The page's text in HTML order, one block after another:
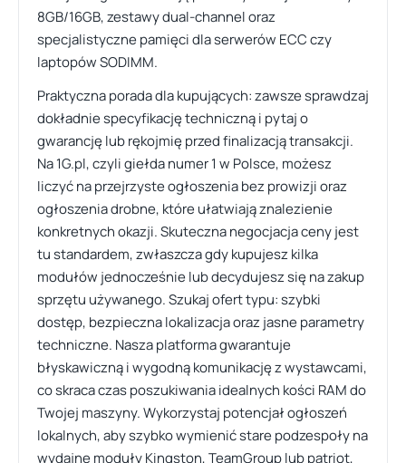
8GB/16GB, zestawy dual-channel oraz
specjalistyczne pamięci dla serwerów ECC czy
laptopów SODIMM.
Praktyczna porada dla kupujących: zawsze sprawdzaj
dokładnie specyfikację techniczną i pytaj o
gwarancję lub rękojmię przed finalizacją transakcji.
Na 1G.pl, czyli giełda numer 1 w Polsce, możesz
liczyć na przejrzyste ogłoszenia bez prowizji oraz
ogłoszenia drobne, które ułatwiają znalezienie
konkretnych okazji. Skuteczna negocjacja ceny jest
tu standardem, zwłaszcza gdy kupujesz kilka
modułów jednocześnie lub decydujesz się na zakup
sprzętu używanego. Szukaj ofert typu: szybki
dostęp, bezpieczna lokalizacja oraz jasne parametry
techniczne. Nasza platforma gwarantuje
błyskawiczną i wygodną komunikację z wystawcami,
co skraca czas poszukiwania idealnych kości RAM do
Twojej maszyny. Wykorzystaj potencjał ogłoszeń
lokalnych, aby szybko wymienić stare podzespoły na
wydajne moduły Kingston, TeamGroup lub patriot,